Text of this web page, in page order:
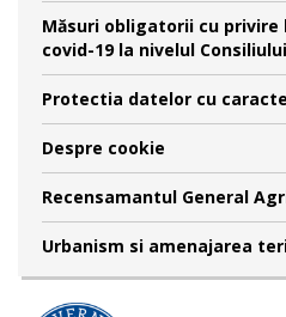
Măsuri obligatorii cu
covid-19 la nivelul
Protectia datelor cu
Despre cookie
Recensamantul General
Urbanism si amenajarea